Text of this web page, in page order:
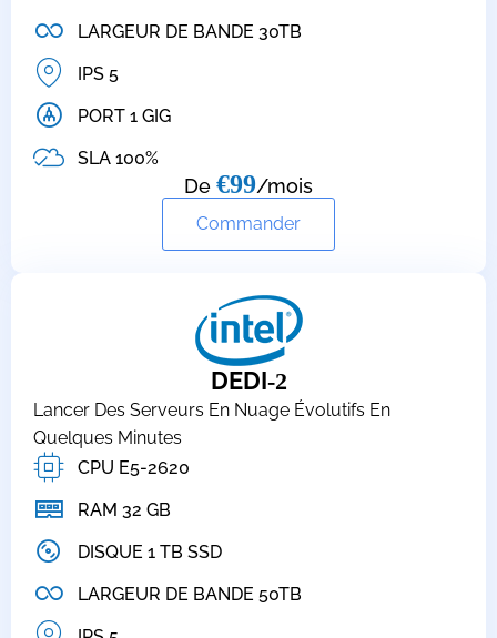
LARGEUR DE BANDE 30TB
IPS 5
PORT 1 GIG
SLA 100%
De €99/mois
Commander
DEDI-2
Lancer Des Serveurs En Nuage Évolutifs En
Quelques Minutes
CPU E5-2620
RAM 32 GB
DISQUE 1 TB SSD
LARGEUR DE BANDE 50TB